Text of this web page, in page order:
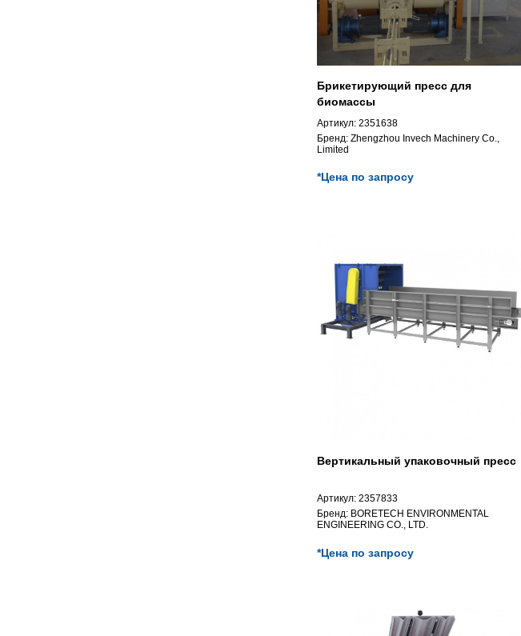
Брикетирующий пресс для
биомассы
Артикул: 2351638
Бренд: Zhengzhou Invech Machinery Co.,
Limited
*Цена по запросу
Вертикальный упаковочный пресс
Артикул: 2357833
Бренд: BORETECH ENVIRONMENTAL
ENGINEERING CO., LTD.
*Цена по запросу